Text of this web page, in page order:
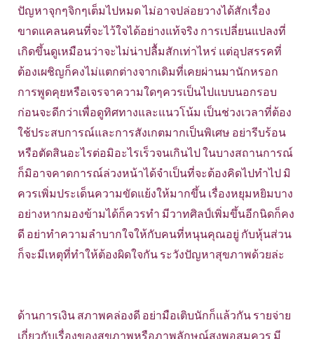
ปัญหาจุกๆจิกๆเต็มไปหมด ไม่อาจปล่อยวางได้สักเรื่อง
ขาดแคลนคนที่จะไว้ใจได้อย่างแท้จริง การเปลี่ยนแปลงที่
เกิดขึ้นดูเหมือนว่าจะไม่น่าปลื้มสักเท่าไหร่ แต่อุปสรรคที่
ต้องเผชิญก็คงไม่แตกต่างจากเดิมที่เคยผ่านมานักหรอก
การพูดคุยหรือเจรจาความใดๆควรเป็นไปแบบนอกรอบ
ก่อนจะดีกว่าเพื่อดูทิศทางและแนวโน้ม เป็นช่วงเวลาที่ต้อง
ใช้ประสบการณ์และการสังเกตมากเป็นพิเศษ อย่ารีบร้อน
หรือตัดสินอะไรต่อมิอะไรเร็วจนเกินไป ในบางสถานการณ์
ก็มิอาจคาดการณ์ล่วงหน้าได้จำเป็นที่จะต้องคิดไปทำไป มิ
ควรเพิ่มประเด็นความขัดแย้งให้มากขึ้น เรื่องหยุมหยิมบาง
อย่างหากมองข้ามได้ก็ควรทำ มีวาทศิลป์เพิ่มขึ้นอีกนิดก็คง
ดี อย่าทำความลำบากใจให้กับคนที่หนุนคุณอยู่ กับหุ้นส่วน
ก็จะมีเหตุที่ทำให้ต้องผิดใจกัน ระวังปัญหาสุขภาพด้วยล่ะ
ด้านการเงิน สภาพคล่องดี อย่ามือเติบนักก็แล้วกัน รายจ่าย
เกี่ยวกับเรื่องของสุขภาพหรือภาพลักษณ์สูงพอสมควร มี